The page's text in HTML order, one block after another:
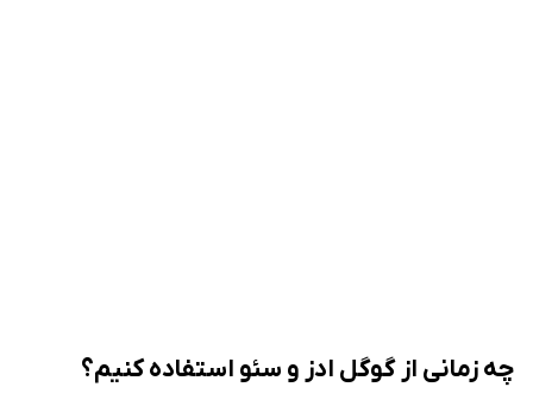
چه زمانی از گوگل ادز و سئو استفاده کنیم؟